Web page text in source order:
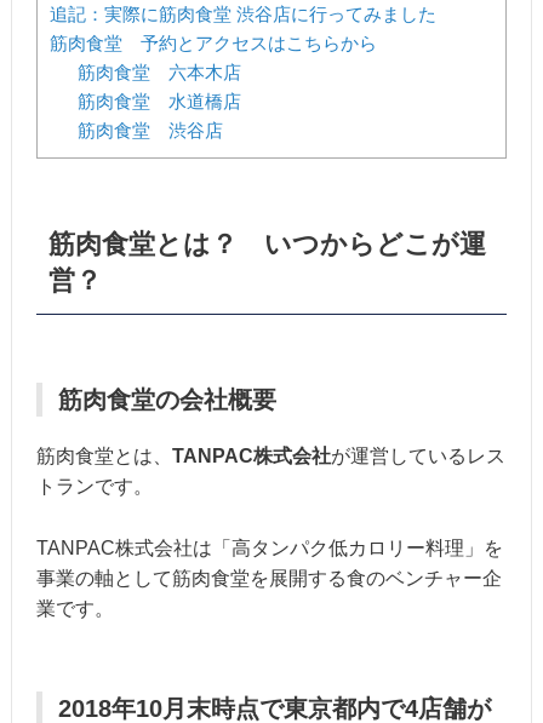
追記：実際に筋肉食堂 渋谷店に行ってみました
筋肉食堂 予約とアクセスはこちらから
筋肉食堂 六本木店
筋肉食堂 水道橋店
筋肉食堂 渋谷店
筋肉食堂とは？ いつからどこが運
営？
筋肉食堂の会社概要
筋肉食堂とは、 TANPAC株式会社が運営しているレス
トランです。
TANPAC株式会社は「高タンパク低カロリー料理」を
事業の軸として筋肉食堂を展開する食のベンチャー企
業です。
2018年10月末時点で東京都内で4店舗が